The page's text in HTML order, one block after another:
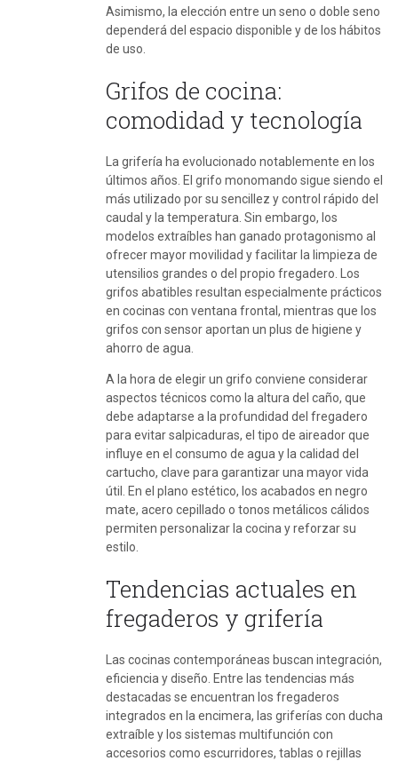
Asimismo, la elección entre un seno o doble seno
dependerá del espacio disponible y de los hábitos
de uso.
Grifos de cocina:
comodidad y tecnología
La grifería ha evolucionado notablemente en los
últimos años. El grifo monomando sigue siendo el
más utilizado por su sencillez y control rápido del
caudal y la temperatura. Sin embargo, los
modelos extraíbles han ganado protagonismo al
ofrecer mayor movilidad y facilitar la limpieza de
utensilios grandes o del propio fregadero. Los
grifos abatibles resultan especialmente prácticos
en cocinas con ventana frontal, mientras que los
grifos con sensor aportan un plus de higiene y
ahorro de agua.
A la hora de elegir un grifo conviene considerar
aspectos técnicos como la altura del caño, que
debe adaptarse a la profundidad del fregadero
para evitar salpicaduras, el tipo de aireador que
influye en el consumo de agua y la calidad del
cartucho, clave para garantizar una mayor vida
útil. En el plano estético, los acabados en negro
mate, acero cepillado o tonos metálicos cálidos
permiten personalizar la cocina y reforzar su
estilo.
Tendencias actuales en
fregaderos y grifería
Las cocinas contemporáneas buscan integración,
eficiencia y diseño. Entre las tendencias más
destacadas se encuentran los fregaderos
integrados en la encimera, las griferías con ducha
extraíble y los sistemas multifunción con
accesorios como escurridores, tablas o rejillas